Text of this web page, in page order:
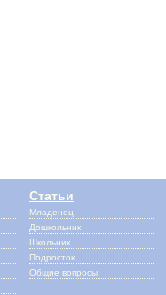
Статьи
Младенец
Дошкольник
Школьник
Подросток
Общие вопросы